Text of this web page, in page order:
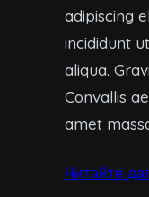
adipiscing
incididunt
aliqua.
Convallis
amet
Читайте